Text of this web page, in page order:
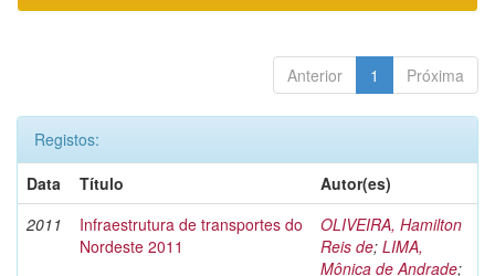
Anterior 1 Próxima
Registos:
Data
Título
Autor(es)
2011
Infraestrutura de transportes do
Nordeste 2011
OLIVEIRA, Hamilton
Reis de; LIMA,
Mônica de Andrade;